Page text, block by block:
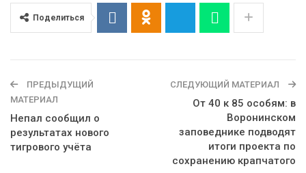
Поделиться
ПРЕДЫДУЩИЙ
МАТЕРИАЛ
Непал сообщил о
результатах нового
тигрового учёта
СЛЕДУЮЩИЙ МАТЕРИАЛ
От 40 к 85 особям: в
Воронинском
заповеднике подводят
итоги проекта по
сохранению крапчатого